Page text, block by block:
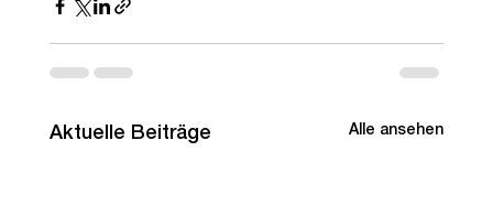
Aktuelle Beiträge Alle ansehen